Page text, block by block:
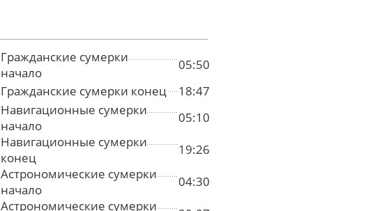
Гражданские сумерки
начало
05:50
Гражданские сумерки конец
18:47
Навигационные сумерки
начало
05:10
Навигационные сумерки
конец
19:26
Астрономические сумерки
начало
04:30
Астрономические сумерки